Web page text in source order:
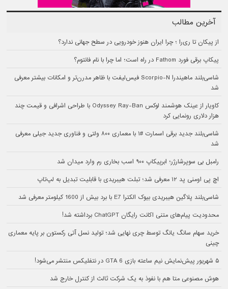
آخرین مطالب
از پیکان تا ری‌را ؛ چرا ایران هنوز خودرویی در سطح جهانی ندارد؟
پیکاپ برقی فورد Fathom در راه است؛ اما چرا با نام فانتوم؟
شاسی‌بلند ماهیندرا Scorpio-N فیس‌لیفت با ظاهر مدرن‌تر و امکانات بیشتر معرفی
شد
کاویار از عینک هوشمند لوکس Odyssey Ray-Ban با طراحی اشرافی و قیمت چند
هزار دلاری رونمایی کرد
شاسی‌بلند جدید برقی اسمارت #۱ با معماری ۸۰۰ ولتی و فناوری جدید جیلی معرفی
شد
رامبل بی سوپرشارژر؛ ابرپیکاپ ۹۰۰ اسب بخاری رم وارد میدان شد
اچ پی اومنی پد ۱۲ معرفی شد؛ تبلت هیبریدی با قابلیت تبدیل به لپ‌تاپ
شاسی‌بلند پلاگین هیبریدی بیوک الکترا E7 با برد بیش از 1600 کیلومتر معرفی شد
محدودیت پیام‌های متنی اکانت رایگان ChatGPT برداشته شد!
خرید سهام سانگ‌ یانگ توسط چری نهایی شد؛ تولید نسل آتی رکستون بر پایه معماری
چینی
۵ شهریور پیش‌نمایش نیم ساعته بازی GTA 6 در نتفلیکس منتشر می‌شود!
هوش مصنوعی متا هم با نفوذ به یک شرکت ثالث از کنترل خارج شد